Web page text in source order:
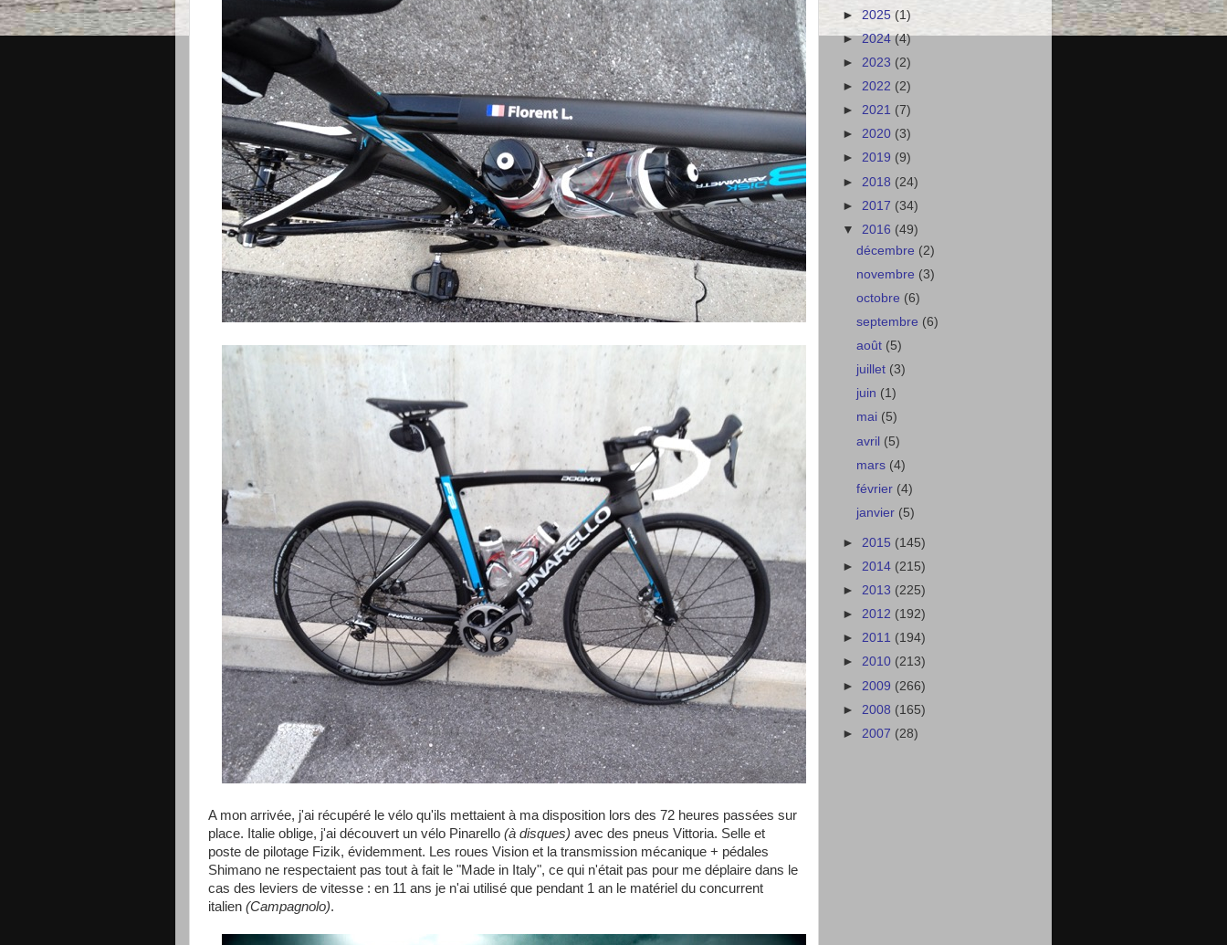
A mon arrivée, j'ai récupéré le vélo qu'ils mettaient à ma disposition lors des 72 heures passées sur
place. Italie oblige, j'ai découvert un vélo Pinarello (à disques) avec des pneus Vittoria. Selle et
poste de pilotage Fizik, évidemment. Les roues Vision et la transmission mécanique + pédales
Shimano ne respectaient pas tout à fait le "Made in Italy", ce qui n'était pas pour me déplaire dans le
cas des leviers de vitesse : en 11 ans je n'ai utilisé que pendant 1 an le matériel du concurrent
italien (Campagnolo).
► 2025 (1)
►2024(4)
► 2023 (2)
► 2022 (2)
► 2021 (7)
► 2020 (3)
► 2019 (9)
► 2018 (24)
► 2017 (34)
▼ 2016 (49)
décembre (2)
novembre (3)
octobre (6)
septembre (6)
août (5)
juillet (3)
juin (1)
mai (5)
avril (5)
mars (4)
février (4)
janvier (5)
► 2015 (145)
► 2014 (215)
► 2013 (225)
► 2012 (192)
► 2011 (194)
► 2010 (213)
► 2009 (266)
► 2008 (165)
► 2007 (28)